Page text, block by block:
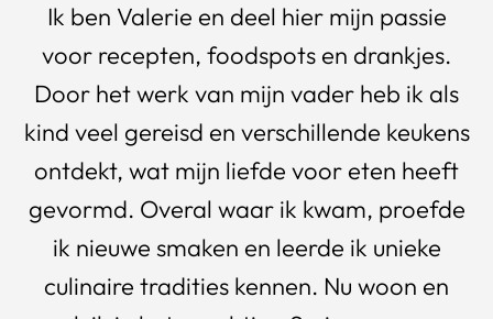
Ik ben Valerie en deel hier mijn passie
voor recepten, foodspots en drankjes.
Door het werk van mijn vader heb ik als
kind veel gereisd en verschillende keukens
ontdekt, wat mijn liefde voor eten heeft
gevormd. Overal waar ik kwam, proefde
ik nieuwe smaken en leerde ik unieke
culinaire tradities kennen. Nu woon en